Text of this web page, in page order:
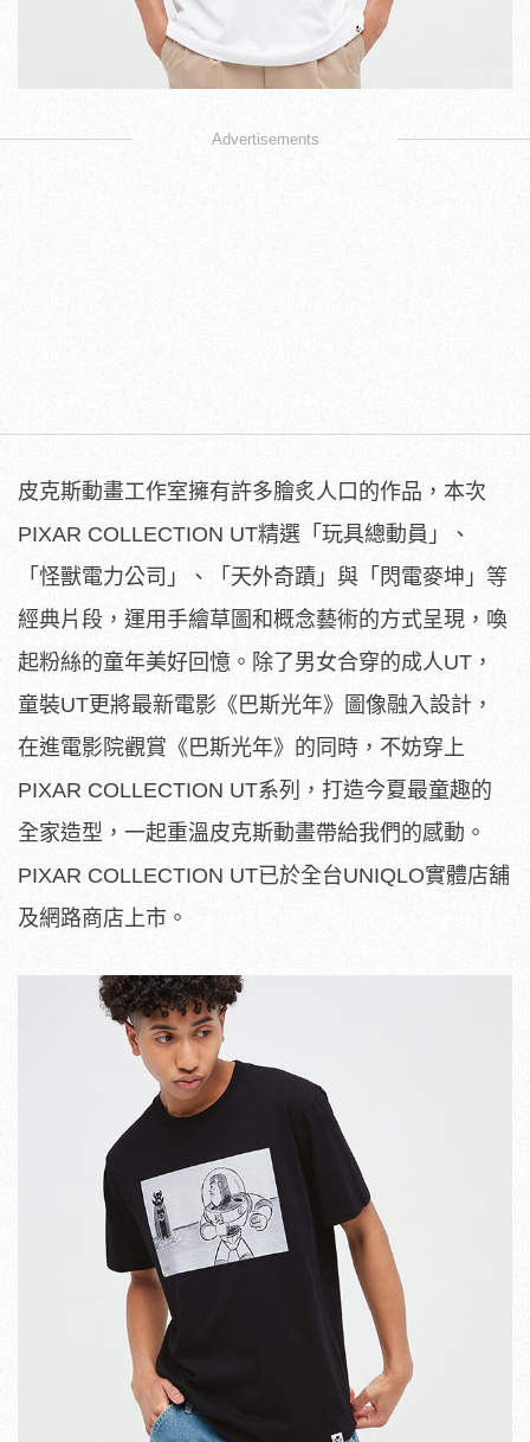
Advertisements
皮克斯動畫工作室擁有許多膾炙人口的作品，本次
PIXAR COLLECTION UT精選「玩具總動員」、
「怪獸電力公司」、「天外奇蹟」與「閃電麥坤」等
經典片段，運用手繪草圖和概念藝術的方式呈現，喚
起粉絲的童年美好回憶。除了男女合穿的成人UT，
童裝UT更將最新電影《巴斯光年》圖像融入設計，
在進電影院觀賞《巴斯光年》的同時，不妨穿上
PIXAR COLLECTION UT系列，打造今夏最童趣的
全家造型，一起重溫皮克斯動畫帶給我們的感動。
PIXAR COLLECTION UT已於全台UNIQLO實體店舖
及網路商店上市。